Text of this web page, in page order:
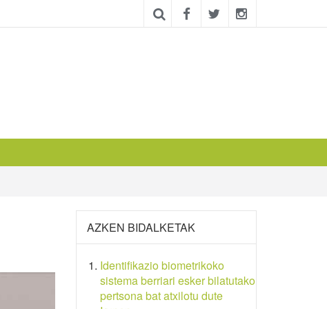
AZKEN BIDALKETAK
Identifikazio biometrikoko
sistema berriari esker bilatutako
pertsona bat atxilotu dute